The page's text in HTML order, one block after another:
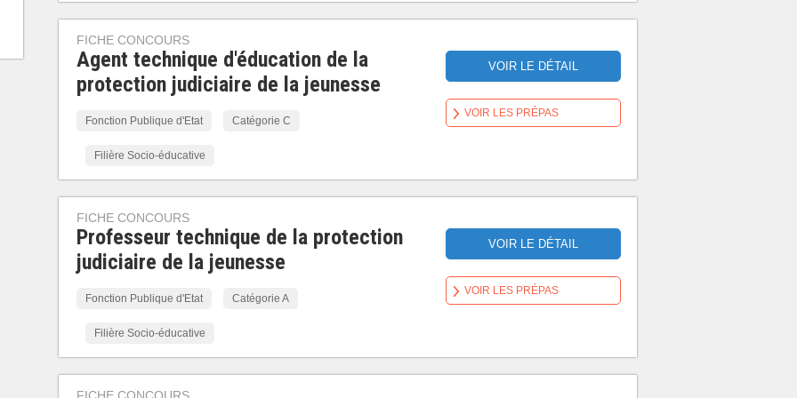
FICHE CONCOURS
Agent technique d'éducation de la
protection judiciaire de la jeunesse
Fonction Publique d'Etat Catégorie C
Filière Socio-éducative
VOIR LE DÉTAIL
VOIR LES PRÉPAS
FICHE CONCOURS
Professeur technique de la protection
judiciaire de la jeunesse
Fonction Publique d'Etat Catégorie A
Filière Socio-éducative
VOIR LE DÉTAIL
VOIR LES PRÉPAS